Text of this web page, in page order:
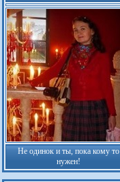
Не одинок и ты, пока кому то
нужен!